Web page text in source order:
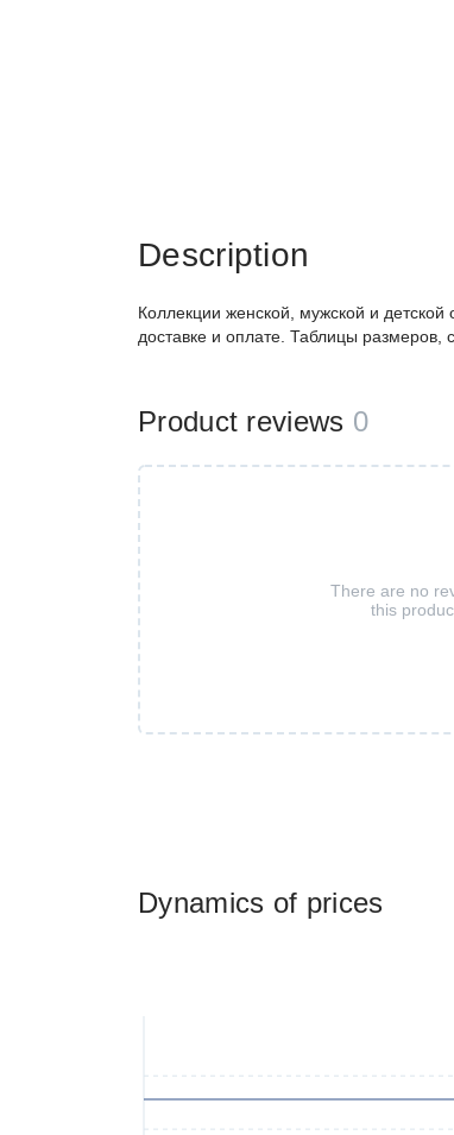
Dynamics of prices
Description
Коллекции женской, мужской и
доставке и оплате. Таблицы размеров,
Product reviews 0
There are no
this